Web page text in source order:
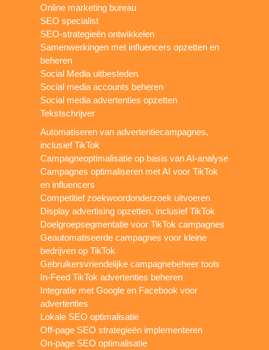
Online marketing bureau
SEO specialist
SEO-strategieën ontwikkelen
Samenwerkingen met influencers opzetten en
beheren
Social Media uitbesteden
Social media accounts beheren
Social media advertenties opzetten
Tekstschrijver
Automatiseren van advertentiecampagnes,
inclusief TikTok
Campagneoptimalisatie op basis van AI-analyse
Campagnes optimaliseren met AI voor TikTok
en influencers
Competitief zoekwoordonderzoek uitvoeren
Display advertising opzetten, inclusief TikTok
Doelgroepsegmentatie voor TikTok campagnes
Geautomatiseerde campagnes voor kleine
bedrijven op TikTok
Gebruikersvriendelijke campagnebeheer tools
In-Feed TikTok advertenties beheren
Integratie met Google en Facebook voor
advertenties
Lokale SEO optimalisatie
Off-page SEO strategieën implementeren
On-page SEO optimalisatie